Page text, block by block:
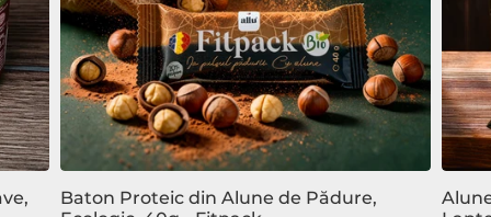
Baton Proteic din Alune de Pădure,